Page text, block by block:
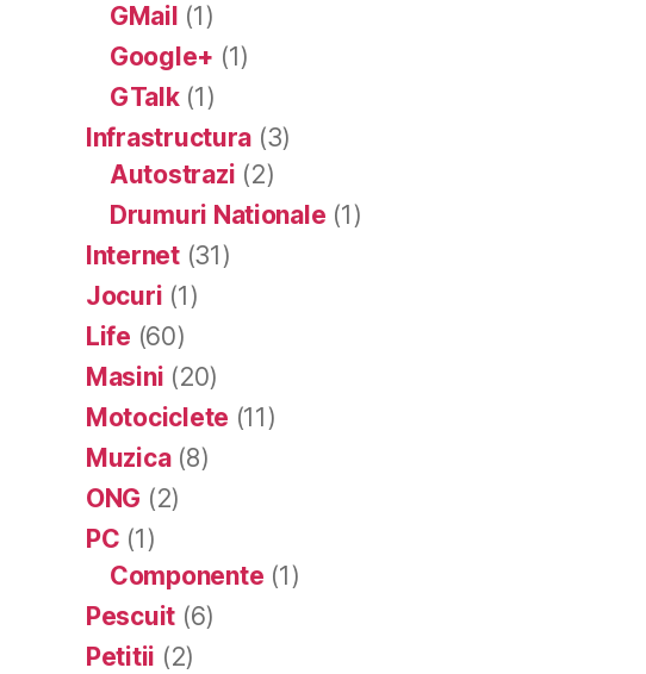
GMail (1)
Google+ (1)
GTalk(1)
Infrastructura (3)
Autostrazi (2)
Drumuri Nationale (1)
Internet(31)
Jocuri (1)
Life (60)
Masini (20)
Motociclete (11)
Muzica(8)
ONG (2)
PC (1)
Componente (1)
Pescuit (6)
Petitii (2)